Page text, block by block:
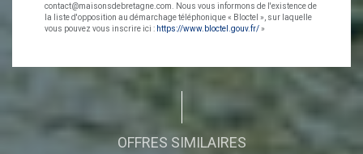
contact@maisonsdebretagne.com. Nous vous informons de l'existence de
la liste d'opposition au démarchage téléphonique « Bloctel », sur laquelle
vous pouvez vous inscrire ici : https://www.bloctel.gouv.fr/»
OFFRES SIMILAIRES